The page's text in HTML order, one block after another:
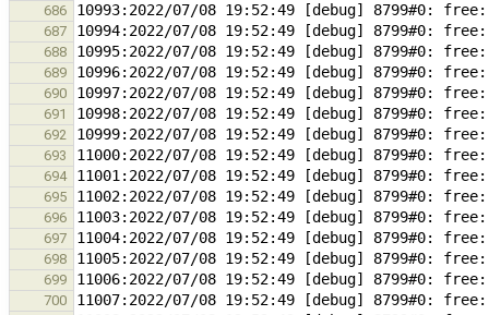
686
687
688
689
690
691
692
693
694
695
696
697
698
699
700